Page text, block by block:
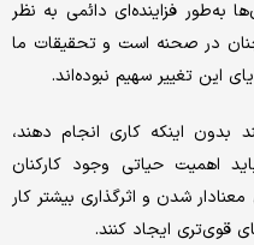
به‌طور فزاینده‌‌ای دائمی به نظر
در صحنه است و تحقیقات ما
این تغییر سهیم نبوده‌‌اند.
بدون اینکه کاری انجام دهند،
اهمیت حیاتی وجود کارکنان
شدن و اثرگذاری بیشتر کار
قوی‌‌تری ایجاد کنند.